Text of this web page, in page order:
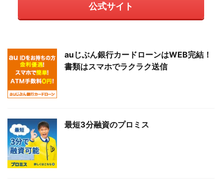
公式サイト
auじぶん銀行カードローンはWEB完結！
書類はスマホでラクラク送信
最短3分融資のプロミス